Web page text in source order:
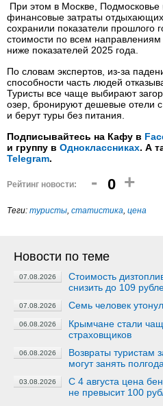
При этом в Москве, Подмосковье
финансовые затраты отдыхающих
сохранили показатели
стоимости по всем направлениям
ниже показателей 2025 года.
По словам экспертов, из-за
способности часть людей
Туристы все чаще выбирают
озер, бронируют дешевые отели
и берут туры без питания.
Подписывайтесь на Кафу в
и группу в Одноклассниках. А
Telegram.
Рейтинг новости: - 0 +
Теги: туристы, статистика, цена
Новости по теме
07.08.2026
Стоимость
снизить до 109
07.08.2026 Семь человек
06.08.2026
Крымчане стали
страховщиков
06.08.2026
Возвраты туристам
могут занять полгода
03.08.2026
C 4 августа цена
не превысит 100